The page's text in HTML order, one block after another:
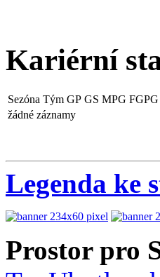
Kariérní
Sezóna Tým GP GS MPG FGPG
žádné záznamy
Legenda ke
Prostor pro